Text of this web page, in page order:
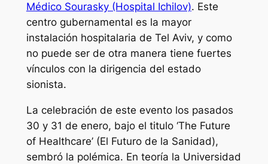
Médico Sourasky (Hospital Ichilov). Este
centro gubernamental es la mayor
instalación hospitalaria de Tel Aviv, y como
no puede ser de otra manera tiene fuertes
vínculos con la dirigencia del estado
sionista.
La celebración de este evento los pasados
30 y 31 de enero, bajo el titulo ‘The Future
of Healthcare’ (El Futuro de la Sanidad),
sembró la polémica. En teoría la Universidad